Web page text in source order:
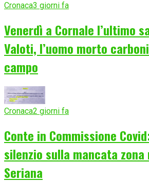
Cronaca3 giorni fa
Venerdì a Cornale l’ultimo
Valoti, l’uomo morto
campo
Cronaca2 giorni fa
Conte in Commissione
silenzio sulla mancata zona
Seriana